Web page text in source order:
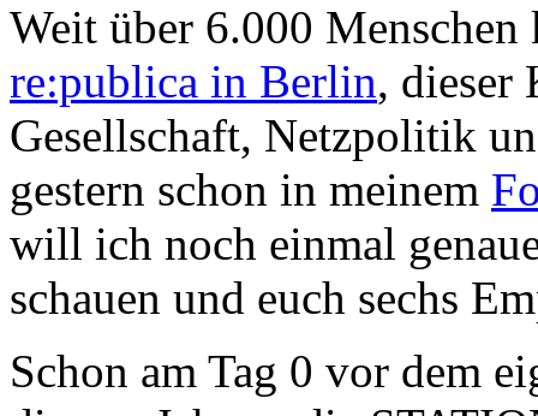
Weit über 6.000 Menschen
re:publica in Berlin, dieser
Gesellschaft, Netzpolitik
gestern schon in meinem
will ich noch einmal
schauen und euch sechs
Schon am Tag 0 vor dem